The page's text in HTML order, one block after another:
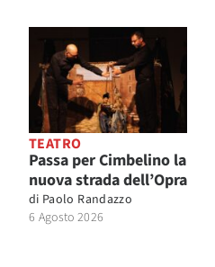
TEATRO
Passa per Cimbelino la
nuova strada dell’Opra
di Paolo Randazzo
6 Agosto 2026